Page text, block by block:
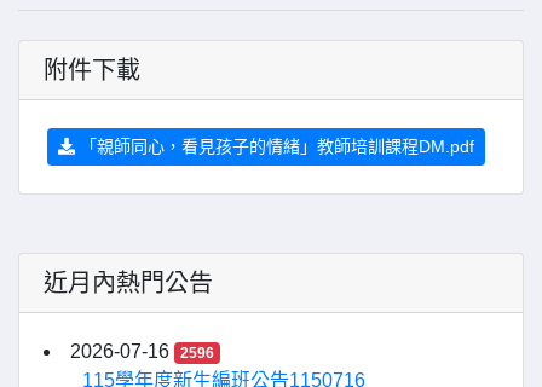
附件下載
「親師同心，看見孩子的情緒」教師培訓課程DM.pdf
近月內熱門公告
2026-07-16 2596
115學年度新生編班公告1150716